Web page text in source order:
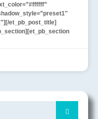
et_pb_post_title]